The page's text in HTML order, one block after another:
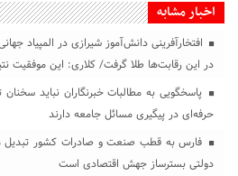
اخبار مشابه
افتخارآفرینی دانش‌آموز شیرازی در المپیاد
در این رقابت‌ها طلا گرفت/ کلاری: این موفقیت
پاسخگویی به مطالبات خبرنگاران نباید
حرفه‌ای در پیگیری مسائل جامعه دارند
فارس به قطب صنعت و صادرات کشور
دولتی بسترساز جهش اقتصادی است